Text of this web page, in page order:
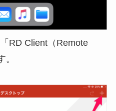
RD Client（Remote